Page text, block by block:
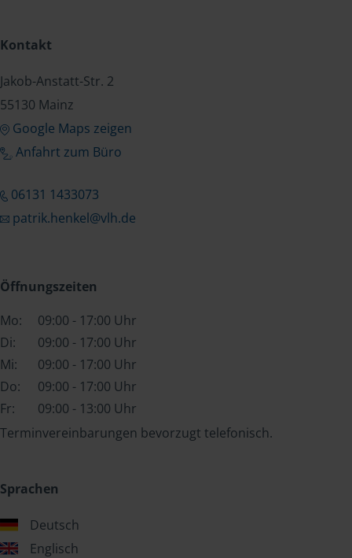
Kontakt
Jakob-Anstatt-Str. 2
55130 Mainz
Google Maps zeigen
Anfahrt zum Büro
06131 1433073
patrik.henkel@vlh.de
Öffnungszeiten
Mo:
09:00 - 17:00 Uhr
Di:
09:00 - 17:00 Uhr
Mi:
09:00 - 17:00 Uhr
Do:
09:00 - 17:00 Uhr
Fr:
09:00 - 13:00 Uhr
Terminvereinbarungen bevorzugt telefonisch.
Sprachen
Deutsch
Englisch